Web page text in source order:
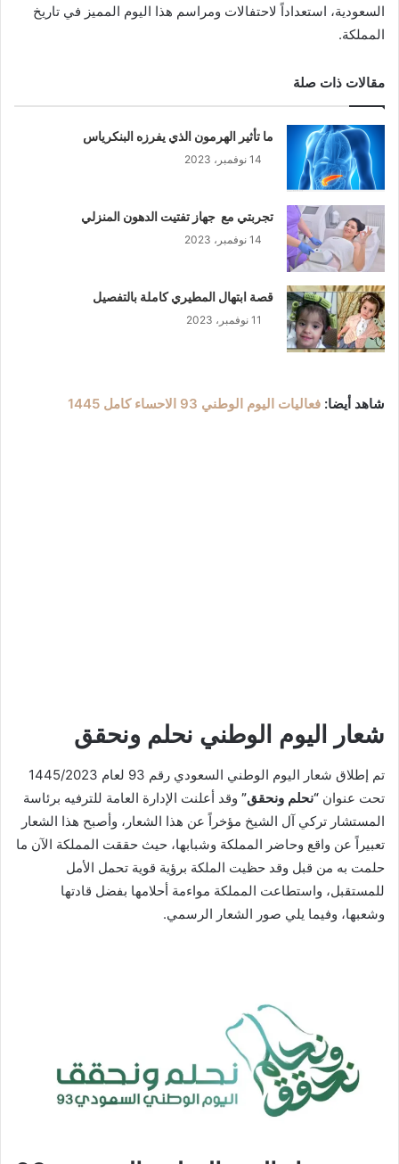
السعودية، استعداداً لاحتفالات ومراسم هذا اليوم المميز في تاريخ
المملكة.
مقالات ذات صلة
ما تأثير الهرمون الذي يفرزه البنكرياس
14 نوفمبر، 2023
تجربتي مع جهاز تفتيت الدهون المنزلي
14 نوفمبر، 2023
قصة ابتهال المطيري كاملة بالتفصيل
11 نوفمبر، 2023
شاهد أيضا: فعاليات اليوم الوطني 93 الاحساء كامل 1445
شعار اليوم الوطني نحلم ونحقق
تم إطلاق شعار اليوم الوطني السعودي رقم 93 لعام 1445/2023
تحت عنوان “نحلم ونحقق” وقد أعلنت الإدارة العامة للترفيه برئاسة
المستشار تركي آل الشيخ مؤخراً عن هذا الشعار، وأصبح هذا الشعار
تعبيراً عن واقع وحاضر المملكة وشبابها، حيث حققت المملكة الآن ما
حلمت به من قبل وقد حظيت الملكة برؤية قوية تحمل الأمل
للمستقبل، واستطاعت المملكة مواءمة أحلامها بفضل قادتها
وشعبها، وفيما يلي صور الشعار الرسمي.